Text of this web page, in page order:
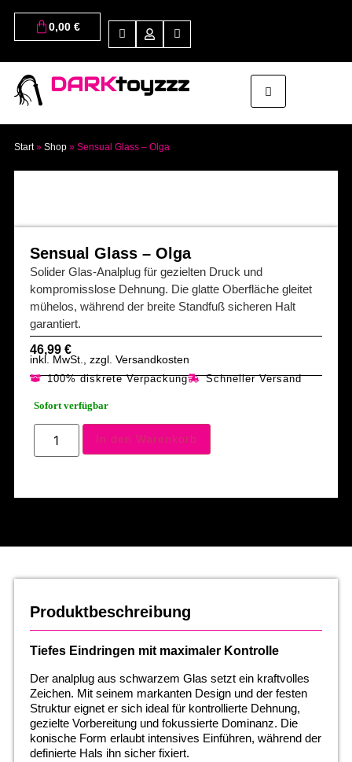
0,00 €
DARKtoyzzz
Start» Shop» Sensual Glass – Olga
Sensual Glass – Olga
Solider Glas-Analplug für gezielten Druck und
kompromisslose Dehnung. Die glatte Oberfläche gleitet
mühelos, während der breite Standfuß sicheren Halt
garantiert.
46,99 €
inkl. MwSt., zzgl. Versandkosten
100% diskrete Verpackung Schneller Versand
Sofort verfügbar
In den Warenkorb
Produktbeschreibung
Tiefes Eindringen mit maximaler Kontrolle
Der analplug aus schwarzem Glas setzt ein kraftvolles
Zeichen. Mit seinem markanten Design und der festen
Struktur eignet er sich ideal für kontrollierte Dehnung,
gezielte Vorbereitung und fokussierte Dominanz. Die
konische Form erlaubt intensives Einführen, während der
definierte Hals ihn sicher fixiert.